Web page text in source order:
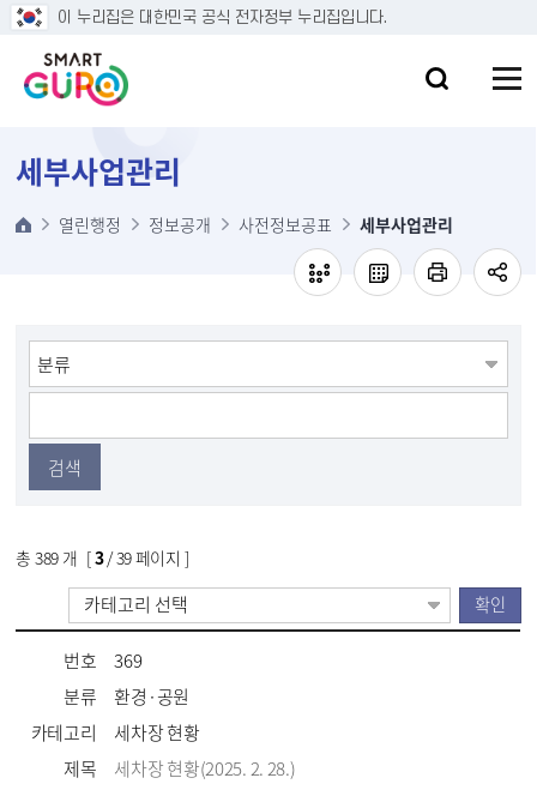
본문 바로가기
이 누리집은 대한민국 공식 전자정부 누리집입니다.
세부사업관리
열린행정 정보공개 사전정보공표 세부사업관리
검색
총 389개 [3/ 39 페이지 ]
번호
369
분류
환경·공원
카테고리
세차장 현황
제목
세차장 현황(2025. 2. 28.)